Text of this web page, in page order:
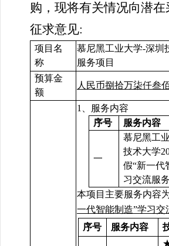
购，现将有关情况向潜
征求意见:
项目名
称
慕尼黑工业大学-深圳
服务项目
预算金
额
人民币捌拾万柒仟叁
1、
服务内容
序号
服务内容
一
慕尼黑工
技术大学
假“新一代
习交流服
本项目主要服务内容为
一代智能制造”学习交
序号
服务内容